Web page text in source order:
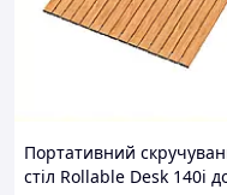
Портативний
стіл Rollable Desk 140i